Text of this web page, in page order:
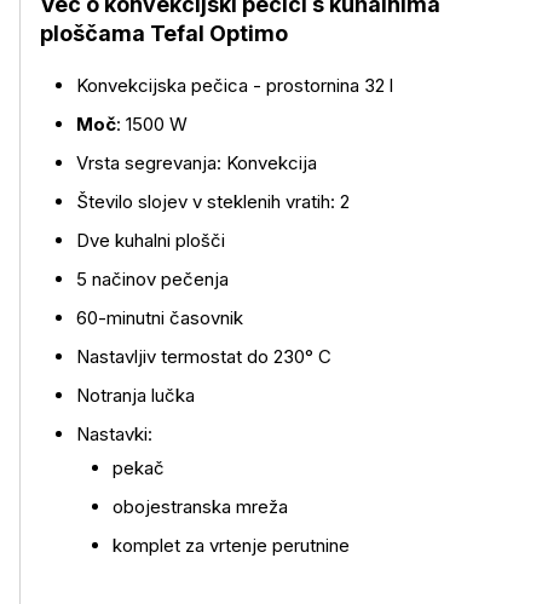
ploščama Tefal Optimo
Konvekcijska pečica - prostornina 32 l
Moč: 1500 W
Vrsta segrevanja: Konvekcija
Število slojev v steklenih vratih: 2
Dve kuhalni plošči
5 načinov pečenja
60-minutni časovnik
Nastavljiv termostat do 230° C
Notranja lučka
Nastavki:
pekač
obojestranska mreža
komplet za vrtenje perutnine